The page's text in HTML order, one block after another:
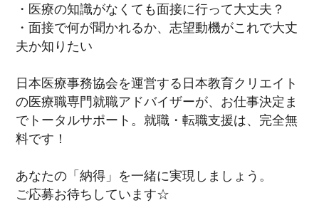
・医療の知識がなくても面接に行って大丈夫？
・面接で何が聞かれるか、志望動機がこれで大丈
夫か知りたい
日本医療事務協会を運営する日本教育クリエイト
の医療職専門就職アドバイザーが、お仕事決定ま
でトータルサポート。就職・転職支援は、完全無
料です！
あなたの「納得」を一緒に実現しましょう。
ご応募お待ちしています☆